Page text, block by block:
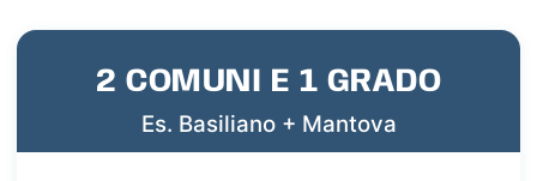
2 COMUNI E 1 GRADO
Es. Basiliano + Mantova